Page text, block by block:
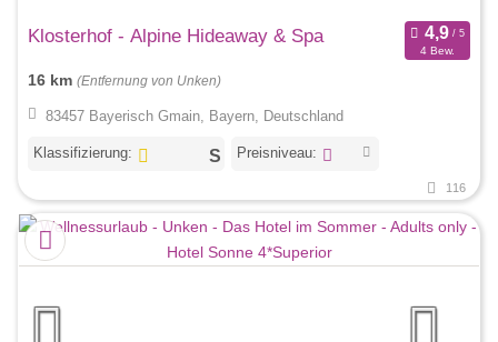
Klosterhof - Alpine Hideaway & Spa
4 Bew.
16 km (Entfernung von Unken)
83457 Bayerisch Gmain, Bayern, Deutschland
Klassifizierung: Preisniveau:
116